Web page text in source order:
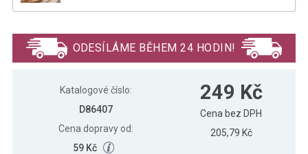
cm
40 cm
235 Kč
ODESÍLÁME BĚHEM 24 HODIN!
Katalogové číslo:
D86407
Cena dopravy od:
59 Kč
249 Kč
Cena bez DPH
205,79 Kč